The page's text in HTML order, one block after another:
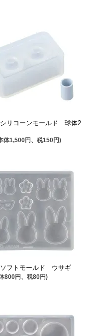
リコーンモールド 球体2
体1,500円、税150円)
フトモールド ウサギ
800円、税80円)